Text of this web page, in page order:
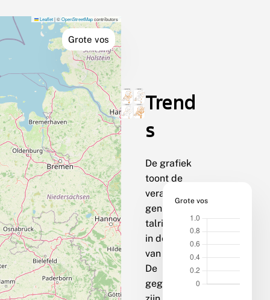
Grote vos
Leaflet|©OpenStreetMapcontributors
Trend
s
De grafiek
toont de
veranderin
gen van de
talrijkheid
in de loop
van de tijd.
De
gegevens
Grote vos